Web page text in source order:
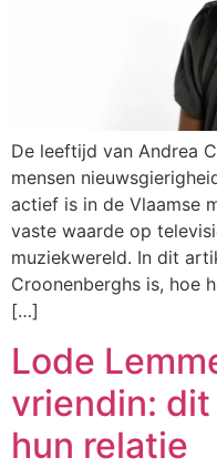
De leeftijd van Andrea
mensen
actief is in de Vlaamse
vaste waarde op
muziekwereld. In dit
Croonenberghs is, hoe
[…]
Lode
vriendin:
hun relatie